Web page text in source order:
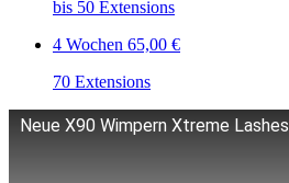
bis 50 Extensions
4 Wochen 65,00 €
70 Extensions​
Neue X90 Wimpern Xtreme Lashes